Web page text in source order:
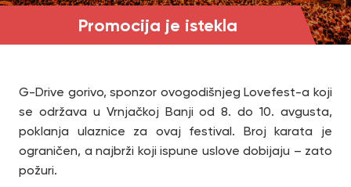
Promocija je istekla
G-Drive gorivo, sponzor ovogodišnjeg Lovefest-a koji
se održava u Vrnjačkoj Banji od 8. do 10. avgusta,
poklanja ulaznice za ovaj festival. Broj karata je
ograničen, a najbrži koji ispune uslove dobijaju – zato
požuri.